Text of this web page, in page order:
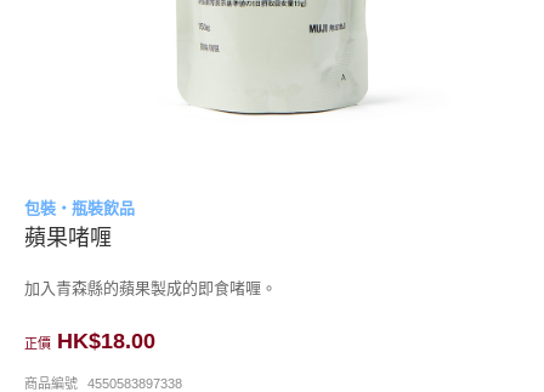
包裝・瓶裝飲品
蘋果啫喱
加入青森縣的蘋果製成的即食啫喱。
正價 HK$18.00
商品編號 4550583897338